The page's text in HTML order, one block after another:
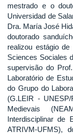
mestrado e o
Universidad de
Dra. María José
doutorado
realizou estágio
Sciences Sociales
supervisão do
Laboratório de
do Grupo do
(G.LEIR -
Medievais
Interdisciplinar de
ATRIVM-UFMS),